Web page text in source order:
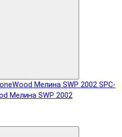
SPC-
Мелина SWP 2002